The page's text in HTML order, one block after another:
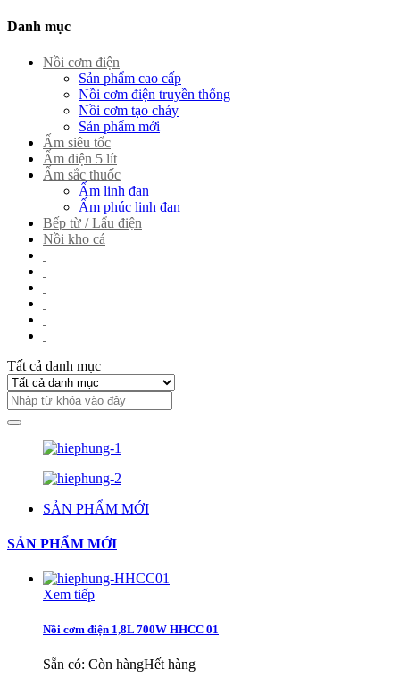
Danh mục
Nồi cơm điện
Sản phẩm cao cấp
Nồi cơm điện truyền thống
Nồi cơm tạo cháy
Sản phẩm mới
Ấm siêu tốc
Ấm điện 5 lít
Ấm sắc thuốc
Ấm linh đan
Ấm phúc linh đan
Bếp từ / Lẩu điện
Nồi kho cá
Tất cả danh mục
SẢN PHẨM MỚI
SẢN PHẨM MỚI
Xem tiếp
Nồi cơm điện 1,8L 700W HHCC 01
Sẵn có: Còn hàngHết hàng